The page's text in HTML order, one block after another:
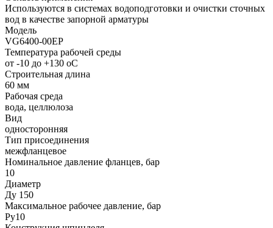
Используются в системах водоподготовки и очистки сточных
вод в качестве запорной арматуры
Модель
VG6400-00EP
Температура рабочей среды
от -10 до +130 oC
Строительная длина
60 мм
Рабочая среда
вода, целлюлоза
Вид
односторонняя
Тип присоединения
межфланцевое
Номинальное давление фланцев, бар
10
Диаметр
Ду 150
Максимальное рабочее давление, бар
Ру10